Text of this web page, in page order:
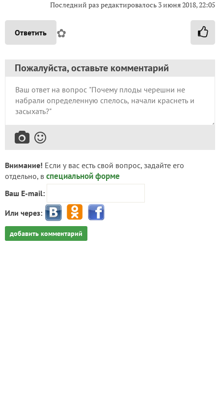
Последний раз редактировалось 3 июня 2018, 22:05
Ответить ✿
Пожалуйста, оставьте комментарий
Внимание! Если у вас есть свой вопрос, задайте его
отдельно, в специальной форме
Ваш E-mail:
Или через:
добавить комментарий